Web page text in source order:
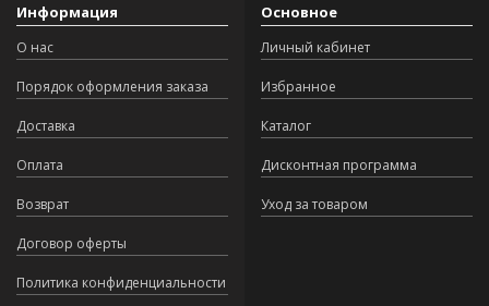
Информация
О нас
Порядок оформления заказа
Доставка
Оплата
Возврат
Договор оферты
Политика конфиденциальности
Основное
Личный кабинет
Избранное
Каталог
Дисконтная программа
Уход за товаром